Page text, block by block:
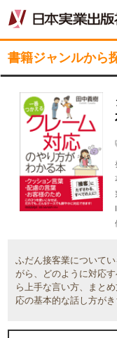
書籍ジャンルから
ふだん接客業について
がら、どのように対応
ら上手な言い方、まと
応の基本的な話し方がき